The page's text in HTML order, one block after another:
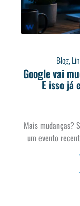
Blog,
Google vai
E isso já
Mais mudanças?
um evento